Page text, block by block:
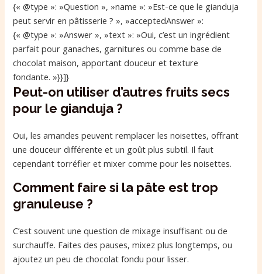
{« @type »: »Question », »name »: »Est-ce que le gianduja
peut servir en pâtisserie ? », »acceptedAnswer »:
{« @type »: »Answer », »text »: »Oui, c’est un ingrédient
parfait pour ganaches, garnitures ou comme base de
chocolat maison, apportant douceur et texture
fondante. »}}]}
Peut-on utiliser d’autres fruits secs
pour le gianduja ?
Oui, les amandes peuvent remplacer les noisettes, offrant
une douceur différente et un goût plus subtil. Il faut
cependant torréfier et mixer comme pour les noisettes.
Comment faire si la pâte est trop
granuleuse ?
C’est souvent une question de mixage insuffisant ou de
surchauffe. Faites des pauses, mixez plus longtemps, ou
ajoutez un peu de chocolat fondu pour lisser.